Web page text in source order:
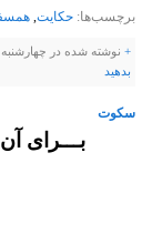
برچسب‌ها: حکایت,
+ نوشته شده در چهارشنبه بیست و پنجم
بدهيد
سکوت
بـــرای